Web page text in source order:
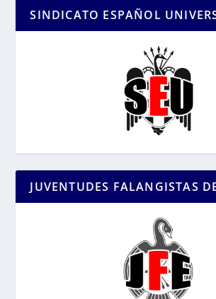
SINDICATO ESPAÑOL
JUVENTUDES FALANGISTAS